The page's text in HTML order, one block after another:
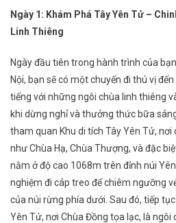
Ngày 1: Khám Phá Tây Yên Tử –
Linh Thiêng
Ngày đầu tiên trong hành trình của
Nội, bạn sẽ có một chuyến đi thú vị
tiếng với những ngôi chùa linh thiêng
khi dừng nghỉ và thưởng thức bữa
tham quan Khu di tích Tây Yên Tử,
như Chùa Hạ, Chùa Thượng, và đặc
nằm ở độ cao 1068m trên đỉnh núi
nghiệm đi cáp treo để chiêm ngưỡng
của núi rừng phía dưới. Sau đó, tiếp
Yên Tử, nơi Chùa Đồng tọa lạc, là